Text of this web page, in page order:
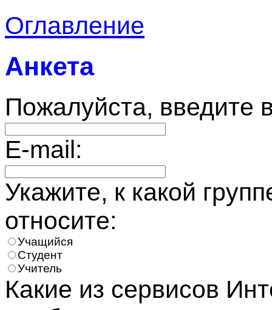
Оглавление
Анкета
Пожалуйста, введите
E-mail:
Укажите, к какой
относите:
Учащийся
Студент
Учитель
Какие из сервисов